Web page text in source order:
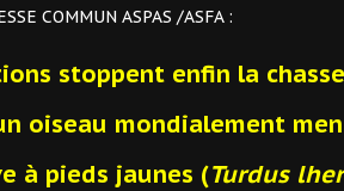
COMMUN ASPAS /ASFA :
stoppent enfin la
oiseau mondialement
à pieds jaunes (Turdus